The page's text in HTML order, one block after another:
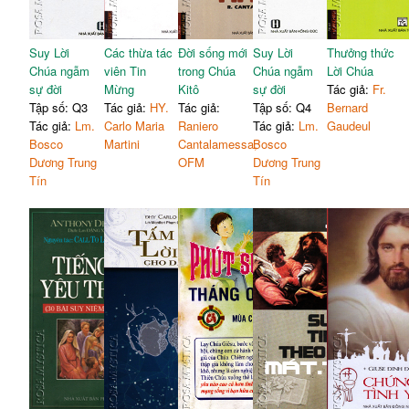
Suy Lời
Chúa ngẫm
sự đời
Tập số: Q3
Tác giả: Lm.
Bosco
Dương Trung
Tín
Các thừa tác
viên Tin
Mừng
Tác giả: HY.
Carlo Maria
Martini
Đời sống mới
trong Chúa
Kitô
Tác giả:
Raniero
Cantalamessa,
OFM
Suy Lời
Chúa ngẫm
sự đời
Tập số: Q4
Tác giả: Lm.
Bosco
Dương Trung
Tín
Thưởng thức
Lời Chúa
Tác giả: Fr.
Bernard
Gaudeul